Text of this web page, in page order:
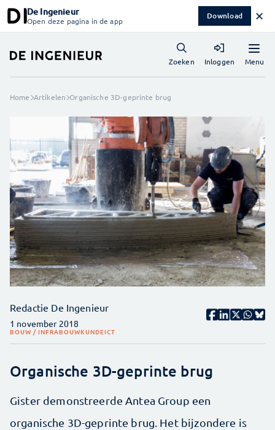
De Ingenieur
Open deze pagina in de app Download ✕
Menu
Zoeken Inloggen
Home Artikelen Organische 3D-geprinte brug
Redactie De Ingenieur
1 november 2018
BOUW / INFRABOUWKUNDEICT
Organische 3D-geprinte brug
Gister demonstreerde Antea Group een
organische 3D-geprinte brug. Het bijzondere is